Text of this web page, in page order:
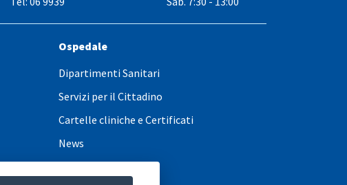
Ospedale
Dipartimenti Sanitari
Servizi per il Cittadino
Cartelle cliniche e Certificati
News
PARS